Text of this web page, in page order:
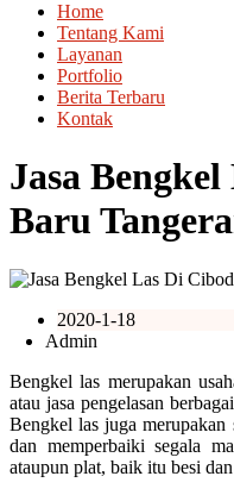
Home
Tentang Kami
Layanan
Portfolio
Berita Terbaru
Kontak
Jasa
Baru
2020-1-18
Admin
Bengkel las merupakan
atau jasa pengelasan
Bengkel las juga merupakan
dan memperbaiki segala
ataupun plat, baik itu besi